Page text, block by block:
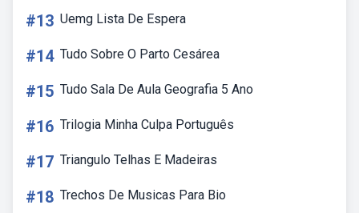
#13 Uemg Lista De Espera
#14 Tudo Sobre O Parto Cesárea
#15 Tudo Sala De Aula Geografia 5 Ano
#16 Trilogia Minha Culpa Português
#17 Triangulo Telhas E Madeiras
#18 Trechos De Musicas Para Bio